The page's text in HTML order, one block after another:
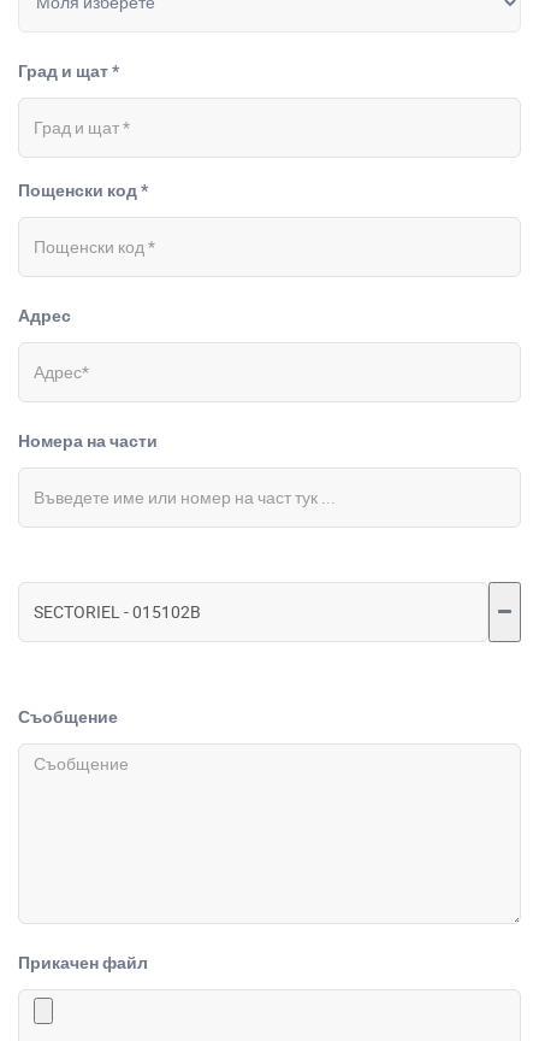
Град и щат *
Пощенски код *
Адрес
Номера на части
Съобщение
Прикачен файл